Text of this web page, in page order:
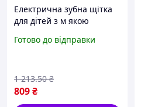
Електрична зубна щітка
для дітей з м якою
захоплюючим дизайном
Готово до відправки
809₴
1 213.50 ₴